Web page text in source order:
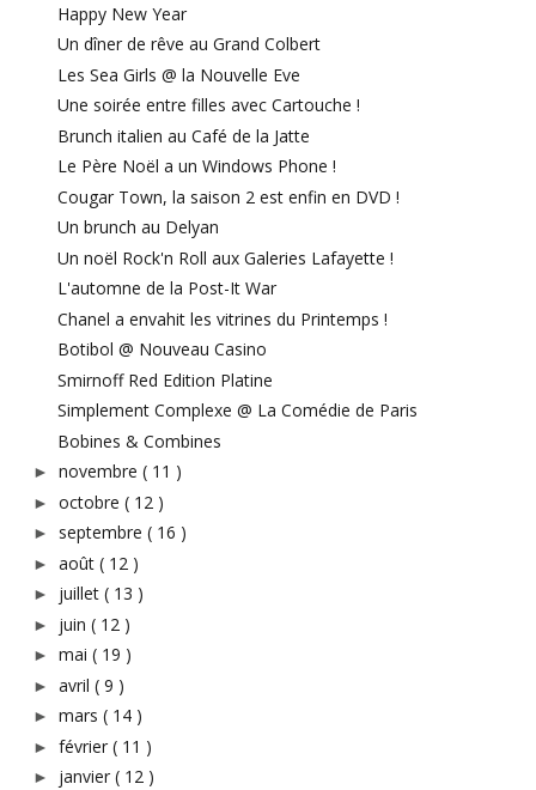
Happy New Year
Un dîner de rêve au Grand Colbert
Les Sea Girls @ la Nouvelle Eve
Une soirée entre filles avec Cartouche !
Brunch italien au Café de la Jatte
Le Père Noël a un Windows Phone !
Cougar Town, la saison 2 est enfin en DVD !
Un brunch au Delyan
Un noël Rock'n Roll aux Galeries Lafayette !
L'automne de la Post-It War
Chanel a envahit les vitrines du Printemps !
Botibol @ Nouveau Casino
Smirnoff Red Edition Platine
Simplement Complexe @ La Comédie de Paris
Bobines & Combines
► novembre ( 11 )
► octobre ( 12 )
► septembre ( 16 )
► août ( 12 )
► juillet ( 13 )
► juin ( 12 )
► mai ( 19 )
► avril ( 9 )
► mars ( 14 )
► février ( 11 )
► janvier ( 12 )